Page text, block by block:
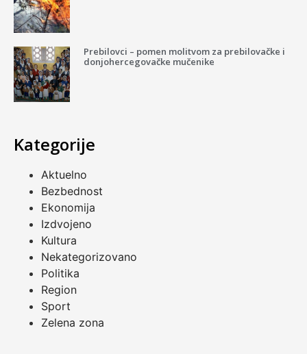
Prebilovci – pomen molitvom za prebilovačke i
donjohercegovačke mučenike
Kategorije
Aktuelno
Bezbednost
Ekonomija
Izdvojeno
Kultura
Nekategorizovano
Politika
Region
Sport
Zelena zona